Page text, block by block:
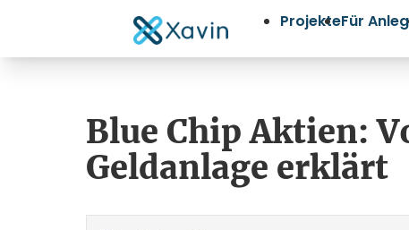
ProjekteFür
Blue Chip Aktien:
Geldanlage erklärt